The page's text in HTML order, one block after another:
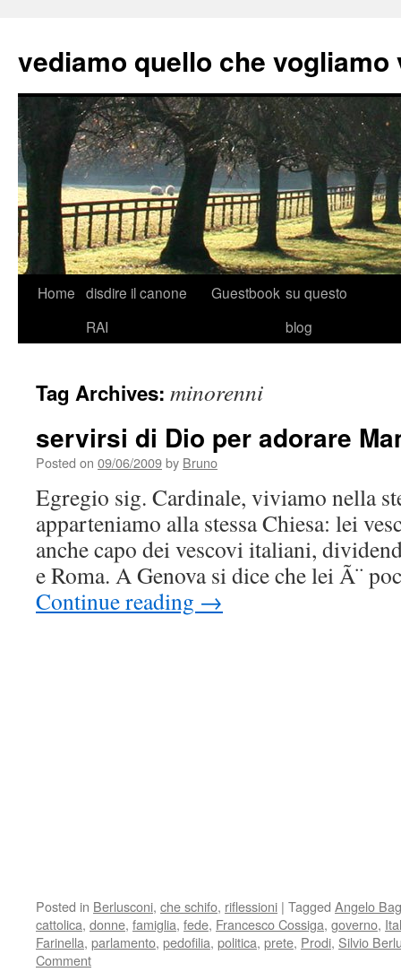
vediamo quello che vogliamo
Skip
Home disdire il canone
RAI
Guestbook su questo
blog
Tag Archives: minorenni
servirsi di Dio per adorare
Posted on 09/06/2009by Bruno
Egregio sig. Cardinale, viviamo nella
apparteniamo alla stessa Chiesa: lei
anche capo dei vescovi italiani,
e Roma. A Genova si dice che lei Ã¨
Continue reading →
Posted in Berlusconi, che schifo, riflessioni | Tagged Angelo
cattolica, donne, famiglia, fede, Francesco Cossiga, governo,
Farinella, parlamento, pedofilia, politica, prete, Prodi, Silvio
Comment